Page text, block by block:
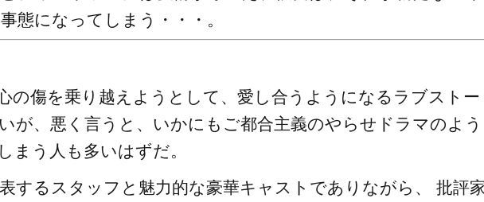
態になってしまう・・・。
の傷を乗り越えようとして、愛し合うようになるラブストー
が、悪く言うと、いかにもご都合主義のやらせドラマのよう
まう人も多いはずだ。
するスタッフと魅力的な豪華キャストでありながら、 批評